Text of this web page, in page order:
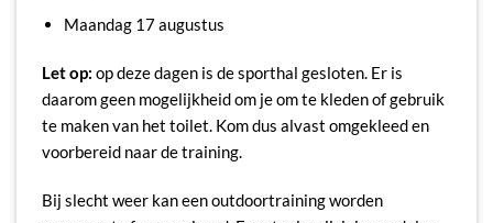
Maandag 17 augustus
Let op: op deze dagen is de sporthal gesloten. Er is
daarom geen mogelijkheid om je om te kleden of gebruik
te maken van het toilet. Kom dus alvast omgekleed en
voorbereid naar de training.
Bij slecht weer kan een outdoortraining worden